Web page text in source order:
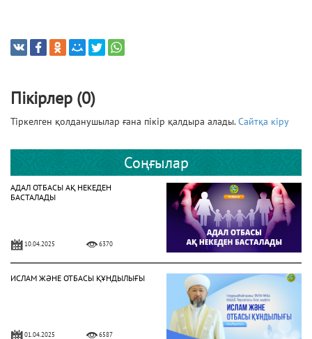
Пікірлер (0)
Тіркелген қолданушылар ғана пікір қалдыра алады.Сайтқа кіру
Соңғылар
АДАЛ ОТБАСЫ АҚ НЕКЕДЕН
БАСТАЛАДЫ
10.04.2025 6370
ИСЛАМ ЖӘНЕ ОТБАСЫ ҚҰНДЫЛЫҒЫ
01.04.2025 6587